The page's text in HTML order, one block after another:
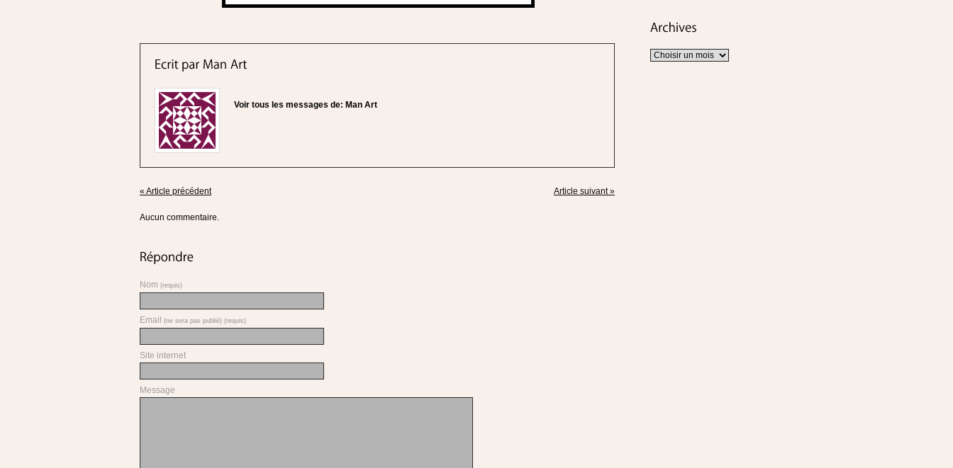
Voir tous les messages de: Man Art
« Article précédent Article suivant »
Aucun commentaire.
Nom (requis)
Email (ne sera pas publié) (requis)
Site internet
Message